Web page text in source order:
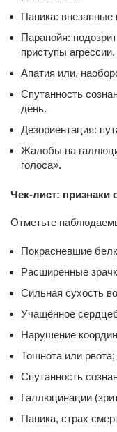
Паника: внезапные
Паранойя:
приступы агрессии.
Апатия или,
Спутанность
день.
Дезориентация:
Жалобы на
голоса».
Чек-лист: признаки
Отметьте
Покрасневшие
Расширенные
Сильная сухость
Учащённое
Нарушение
Тошнота или рвота;
Спутанность
Галлюцинации
Паника, страх